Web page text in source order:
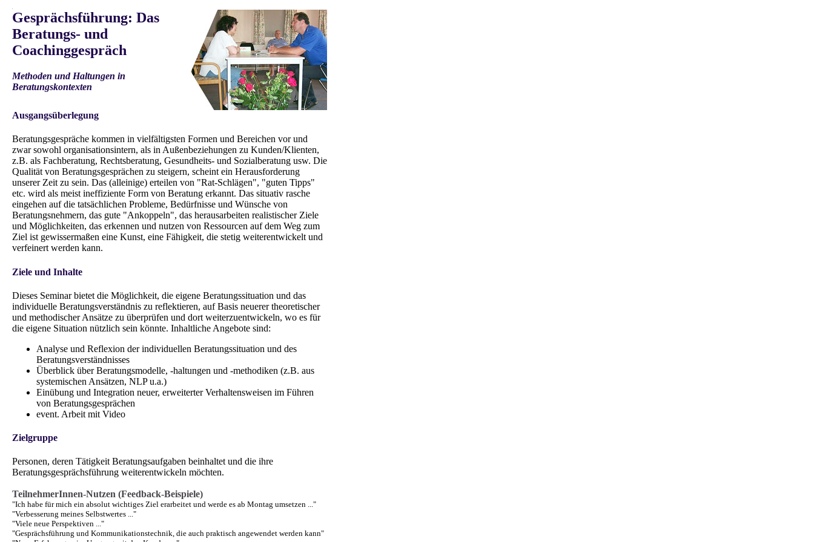
Gesprächsführung: Das
Beratungs- und
Coachinggespräch
Methoden und Haltungen in
Beratungskontexten
Ausgangsüberlegung
Beratungsgespräche kommen in vielfältigsten Formen und Bereichen vor und
zwar sowohl organisationsintern, als in Außenbeziehungen zu Kunden/Klienten,
z.B. als Fachberatung, Rechtsberatung, Gesundheits- und Sozialberatung usw. Die
Qualität von Beratungsgesprächen zu steigern, scheint ein Herausforderung
unserer Zeit zu sein. Das (alleinige) erteilen von "Rat-Schlägen", "guten Tipps"
etc. wird als meist ineffiziente Form von Beratung erkannt. Das situativ rasche
eingehen auf die tatsächlichen Probleme, Bedürfnisse und Wünsche von
Beratungsnehmern, das gute "Ankoppeln", das herausarbeiten realistischer Ziele
und Möglichkeiten, das erkennen und nutzen von Ressourcen auf dem Weg zum
Ziel ist gewissermaßen eine Kunst, eine Fähigkeit, die stetig weiterentwickelt und
verfeinert werden kann.
Ziele und Inhalte
Dieses Seminar bietet die Möglichkeit, die eigene Beratungssituation und das
individuelle Beratungsverständnis zu reflektieren, auf Basis neuerer theoretischer
und methodischer Ansätze zu überprüfen und dort weiterzuentwickeln, wo es für
die eigene Situation nützlich sein könnte. Inhaltliche Angebote sind:
Analyse und Reflexion der individuellen Beratungssituation und des
Beratungsverständnisses
Überblick über Beratungsmodelle, -haltungen und -methodiken (z.B. aus
systemischen Ansätzen, NLP u.a.)
Einübung und Integration neuer, erweiterter Verhaltensweisen im Führen
von Beratungsgesprächen
event. Arbeit mit Video
Zielgruppe
Personen, deren Tätigkeit Beratungsaufgaben beinhaltet und die ihre
Beratungsgesprächsführung weiterentwickeln möchten.
TeilnehmerInnen-Nutzen (Feedback-Beispiele)
"Ich habe für mich ein absolut wichtiges Ziel erarbeitet und werde es ab Montag umsetzen ..."
"Verbesserung meines Selbstwertes ..."
"Viele neue Perspektiven ..."
"Gesprächsführung und Kommunikationstechnik, die auch praktisch angewendet werden kann"